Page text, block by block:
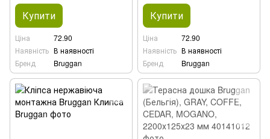
Купити
Ціна
72.90
Наявність В наявності
Бренд
Bruggan
Купити
Ціна
72.90
Наявність В наявності
Бренд
Bruggan